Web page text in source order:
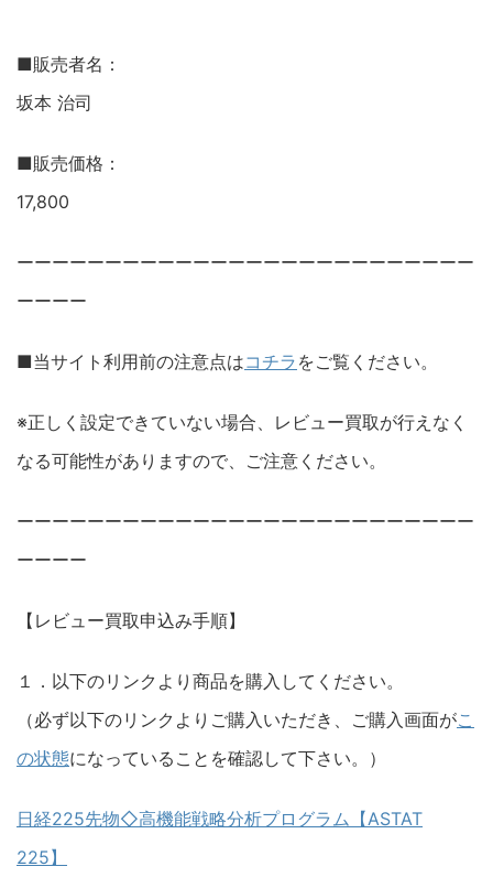
■販売者名：
坂本 治司
■販売価格：
17,800
ーーーーーーーーーーーーーーーーーーーーーーーーーー
ーーーー
■当サイト利用前の注意点はコチラ をご覧ください。
※正しく設定できていない場合、レビュー買取が行えなく
なる可能性がありますので、ご注意ください。
ーーーーーーーーーーーーーーーーーーーーーーーーーー
ーーーー
【レビュー買取申込み手順】
１．以下のリンクより商品を購入してください。
（必ず以下のリンクよりご購入いただき、ご購入画面がこ
の状態になっていることを確認して下さい。）
日経225先物◇高機能戦略分析プログラム【ASTAT
225】